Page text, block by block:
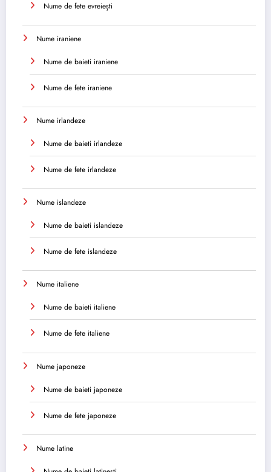
Nume de fete evreiești
Nume iraniene
Nume de baieti iraniene
Nume de fete iraniene
Nume irlandeze
Nume de baieti irlandeze
Nume de fete irlandeze
Nume islandeze
Nume de baieti islandeze
Nume de fete islandeze
Nume italiene
Nume de baieti italiene
Nume de fete italiene
Nume japoneze
Nume de baieti japoneze
Nume de fete japoneze
Nume latine